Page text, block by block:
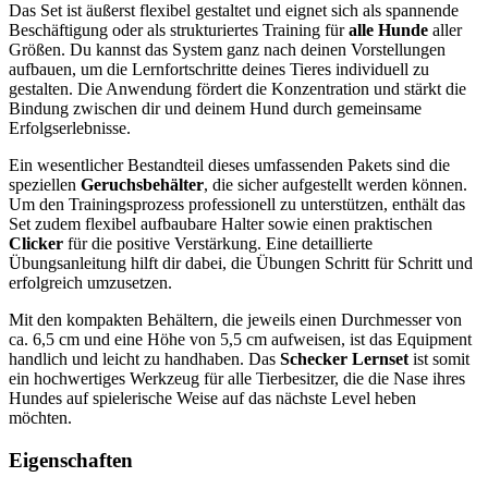
Das Set ist äußerst flexibel gestaltet und eignet sich als spannende
Beschäftigung oder als strukturiertes Training füralle Hunde aller
Größen. Du kannst das System ganz nach deinen Vorstellungen
aufbauen, um die Lernfortschritte deines Tieres individuell zu
gestalten. Die Anwendung fördert die Konzentration und stärkt die
Bindung zwischen dir und deinem Hund durch gemeinsame
Erfolgserlebnisse.
Ein wesentlicher Bestandteil dieses umfassenden Pakets sind die
speziellen Geruchsbehälter, die sicher aufgestellt werden können.
Um den Trainingsprozess professionell zu unterstützen, enthält das
Set zudem flexibel aufbaubare Halter sowie einen praktischen
Clicker für die positive Verstärkung. Eine detaillierte
Übungsanleitung hilft dir dabei, die Übungen Schritt für Schritt und
erfolgreich umzusetzen.
Mit den kompakten Behältern, die jeweils einen Durchmesser von
ca. 6,5 cm und eine Höhe von 5,5 cm aufweisen, ist das Equipment
handlich und leicht zu handhaben. Das Schecker Lernset ist somit
ein hochwertiges Werkzeug für alle Tierbesitzer, die die Nase ihres
Hundes auf spielerische Weise auf das nächste Level heben
möchten.
Eigenschaften